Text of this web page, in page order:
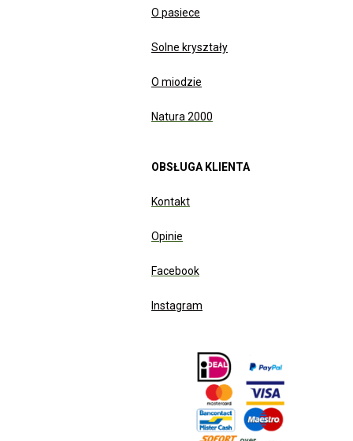
O pasiece
Solne kryształy
O miodzie
Natura 2000
OBSŁUGA KLIENTA
Kontakt
Opinie
Facebook
Instagram